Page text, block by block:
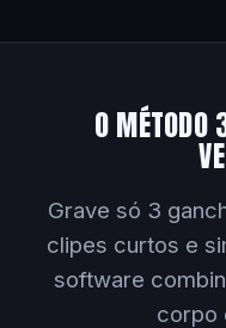
O MÉTODO
Grave só 3
clipes curtos e
software
corpo